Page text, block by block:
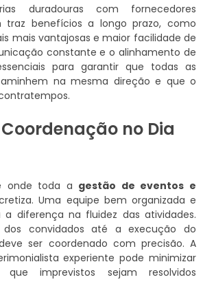
duradouras com fornecedores
traz benefícios a longo prazo, como
mais vantajosas e maior facilidade de
constante e o alinhamento de
para garantir que todas as
na mesma direção e que o
no Dia
onde toda a gestão de eventos e
Uma equipe bem organizada e
diferença na fluidez das atividades.
convidados até a execução do
ser coordenado com precisão. A
experiente pode minimizar
imprevistos sejam resolvidos